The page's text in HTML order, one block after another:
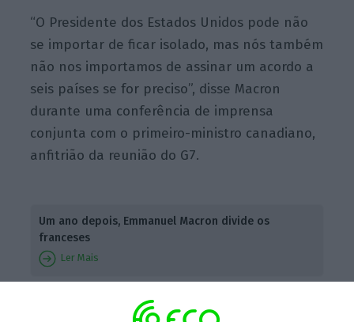
“O Presidente dos Estados Unidos pode não
se importar de ficar isolado, mas nós também
não nos importamos de assinar um acordo a
seis países se for preciso”, disse Macron
durante uma conferência de imprensa
conjunta com o primeiro-ministro canadiano,
anfitrião da reunião do G7.
Um ano depois, Emmanuel Macron divide os
franceses
Ler Mais
As declarações de Macron são o mais recente